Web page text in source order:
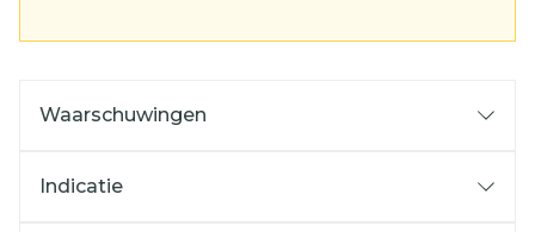
Waarschuwingen
Indicatie